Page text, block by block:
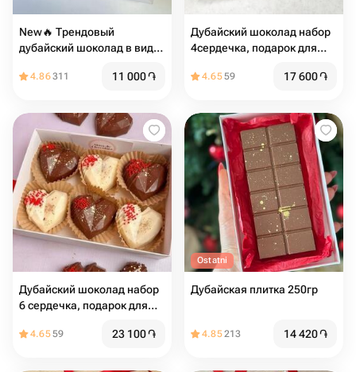
New🔥 Трендовый
дубайский шоколад в виде
4.86311 11 000֏
Дубайский шоколад набор
4сердечка, подарок для
4.6559 17 600֏
Дубайский шоколад набор
6 сердечка, подарок для
4.6559 23 100֏
Ostatni
Дубайская плитка 250гр
4.85213 14 420֏